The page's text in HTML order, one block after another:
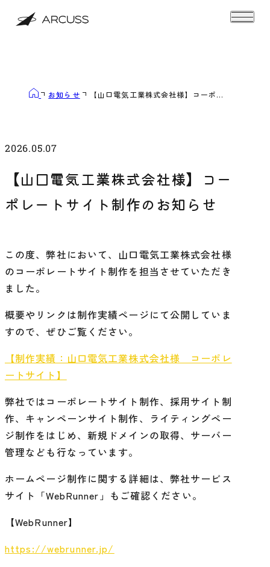
お知らせ 【山口電気工業株式会社様】コーポ...
【山口電気工業株式会社様】コー
ポレートサイト制作のお知らせ
2026.05.07
この度、弊社において、山口電気工業株式会社様
のコーポレートサイト制作を担当させていただき
ました。
概要やリンクは制作実績ページにて公開していま
すので、ぜひご覧ください。
【制作実績：山口電気工業株式会社様 コーポレ
ートサイト】
弊社ではコーポレートサイト制作、採用サイト制
作、キャンペーンサイト制作、ライティングペー
ジ制作をはじめ、新規ドメインの取得、サーバー
管理なども行なっています。
ホームページ制作に関する詳細は、弊社サービス
サイト「WebRunner」もご確認ください。
【WebRunner】
https://webrunner.jp/